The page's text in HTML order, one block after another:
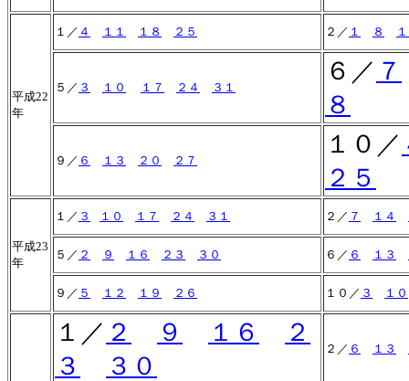
平成22
年
１／ ４ １１ １８ ２５ ２／ １ ８
５／ ３ １０ １７ ２４ ３１
６／ ７
８
９／ ６ １３ ２０ ２７
１０／
２５
平成23
年
１／ ３ １０ １７ ２４ ３１ ２／ ７ １４
５／ ２ ９ １６ ２３ ３０ ６／ ６ １３
９／ ５ １２ １９ ２６ １０／ ３ １０
１／ ２ ９ １６
２
３
３０
２／ ６ １３